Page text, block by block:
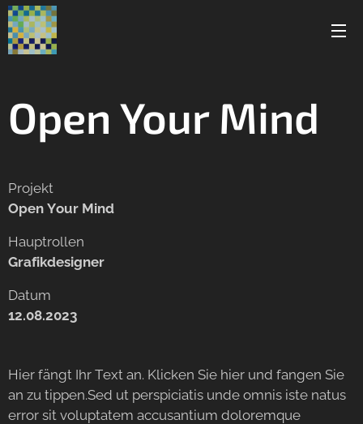
Open Your Mind
Projekt
Open Your Mind
Hauptrollen
Grafikdesigner
Datum
12.08.2023
Hier fängt Ihr Text an. Klicken Sie hier und fangen Sie
an zu tippen.Sed ut perspiciatis unde omnis iste natus
error sit voluptatem accusantium doloremque